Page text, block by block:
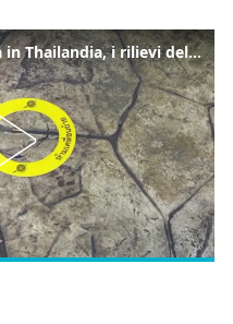
Sparatoria in una scuola in Thailandia, i rilievi della polizia